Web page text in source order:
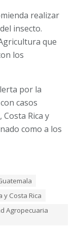
realizar
insecto.
que
los
por la
casos
Rica y
como a los
y Costa Rica
Agropecuaria